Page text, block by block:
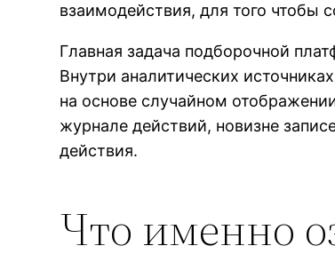
взаимодействия, для того чтобы
Главная задача подборочной
Внутри аналитических
на основе случайном
журнале действий, новизне
действия.
Что именно